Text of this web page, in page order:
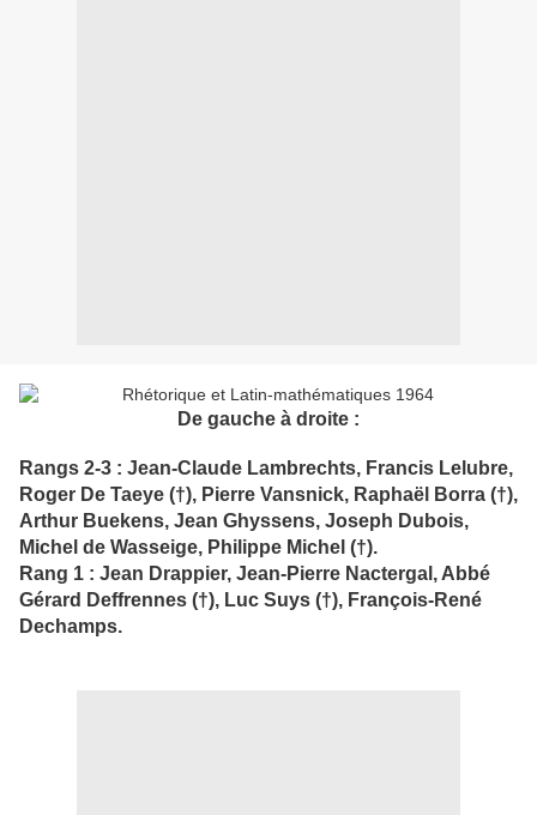
De gauche à droite :
Rangs 2-3 : Jean-Claude Lambrechts, Francis Lelubre,
Roger De Taeye (†), Pierre Vansnick, Raphaël Borra (†),
Arthur Buekens, Jean Ghyssens, Joseph Dubois,
Michel de Wasseige, Philippe Michel (†).
Rang 1 : Jean Drappier, Jean-Pierre Nactergal, Abbé
Gérard Deffrennes (†), Luc Suys (†), François-René
Dechamps.